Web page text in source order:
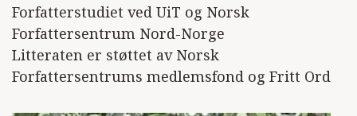
Forfatterstudiet ved UiT og Norsk
Forfattersentrum Nord-Norge
Litteraten er støttet av Norsk
Forfattersentrums medlemsfond og Fritt Ord